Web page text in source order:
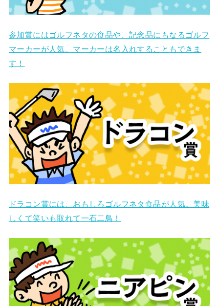
参加賞にはゴルフネタの食品や、記念品にもなるゴルフ
マーカーが人気。マーカーは名入れすることもできま
す！
ドラコン賞には、おもしろゴルフネタ食品が人気。美味
しくて笑いも取れて一石二鳥！